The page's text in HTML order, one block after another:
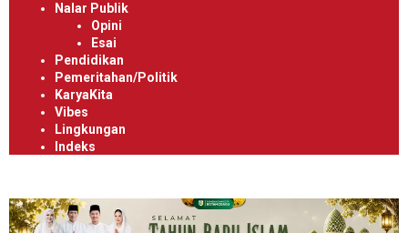
Nalar Publik
Opini
Esai
Pendidikan
Pemeritahan/Politik
KaryaKita
Vibes
Lingkungan
Indeks